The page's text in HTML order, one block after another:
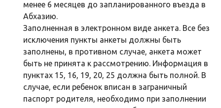
менее 6 месяцев до запланированного въезда в
Абхазию.
Заполненная в электронном виде анкета. Все без
исключения пункты анкеты должны быть
заполнены, в противном случае, анкета может
быть не принята к рассмотрению. Информация в
пунктах 15, 16, 19, 20, 25 должна быть полной. В
случае, если ребенок вписан в заграничный
паспорт родителя, необходимо при заполнении